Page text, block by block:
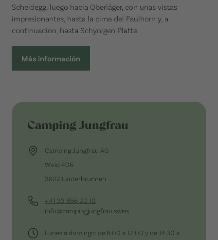
Scheidegg, luego hacia Oberläger, con unas vistas
impresionantes, hasta la cima del Faulhorn y, a
continuación, hasta Schynigen Platte.
Más información
Camping Jungfrau
Camping Jungfrau AG
Weid 406
3822 Lauterbrunnen
+ 41 33 856 20 10
info@campingjungfrau.swiss
Lunes a domingo: de 8:00 a 12:00 y de 14:30 a